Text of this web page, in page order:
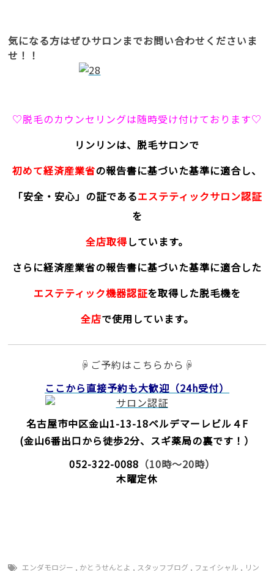
気になる方はぜひサロンまでお問い合わせくださいま
せ！！
♡脱毛のカウンセリングは随時受け付けております♡
リンリンは、脱毛サロンで
初めて経済産業省の報告書に基づいた基準に適合し、
「安全・安心」の証であるエステティックサロン認証
を
全店取得しています。
さらに経済産業省の報告書に基づいた基準に適合した
エステティック機器認証を取得した脱毛機を
全店で使用しています。
☟ご予約はこちらから☟
ここから直接予約も大歓迎（24h受付）
名古屋市中区金山1-13-18ベルデマーレビル４F
(金山6番出口から徒歩2分、スギ薬局の裏です！）
052-322-0088 （10時～20時）
木曜定休
エンダモロジー , かとうせんとよ , スタッフブログ , フェイシャル , リン